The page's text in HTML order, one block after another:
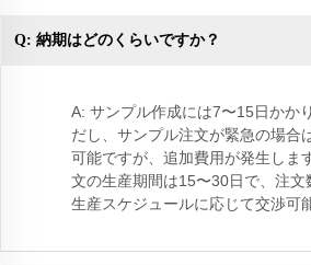
Q: 納期はどのくらいですか？
A: サンプル作成には7〜15日かか
だし、サンプル注文が緊急の場合
可能ですが、追加費用が発生しま
文の生産期間は15〜30日で、注文
生産スケジュールに応じて交渉可